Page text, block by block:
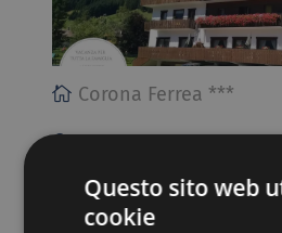
Corona Ferrea ***
Questo sito web
cookie